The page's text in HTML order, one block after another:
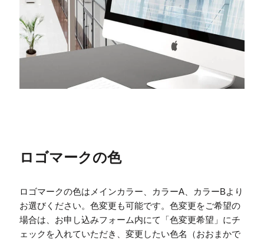
ロゴマークの色
ロゴマークの色はメインカラー、カラーA、カラーBより
お選びください。色変更も可能です。色変更をご希望の
場合は、お申し込みフォーム内にて「色変更希望」にチ
ェックを入れていただき、変更したい色名（おおまかで